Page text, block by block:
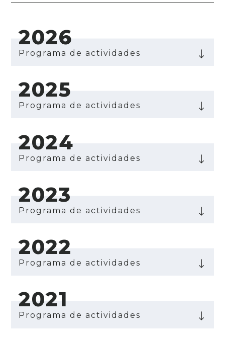
2026
Programa de actividades
2025
Programa de actividades
2024
Programa de actividades
2023
Programa de actividades
2022
Programa de actividades
2021
Programa de actividades